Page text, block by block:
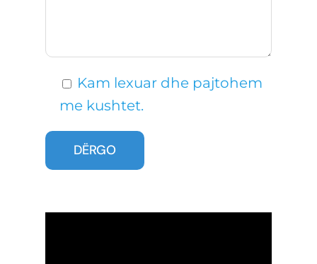
Kam lexuar dhe pajtohem
me kushtet.